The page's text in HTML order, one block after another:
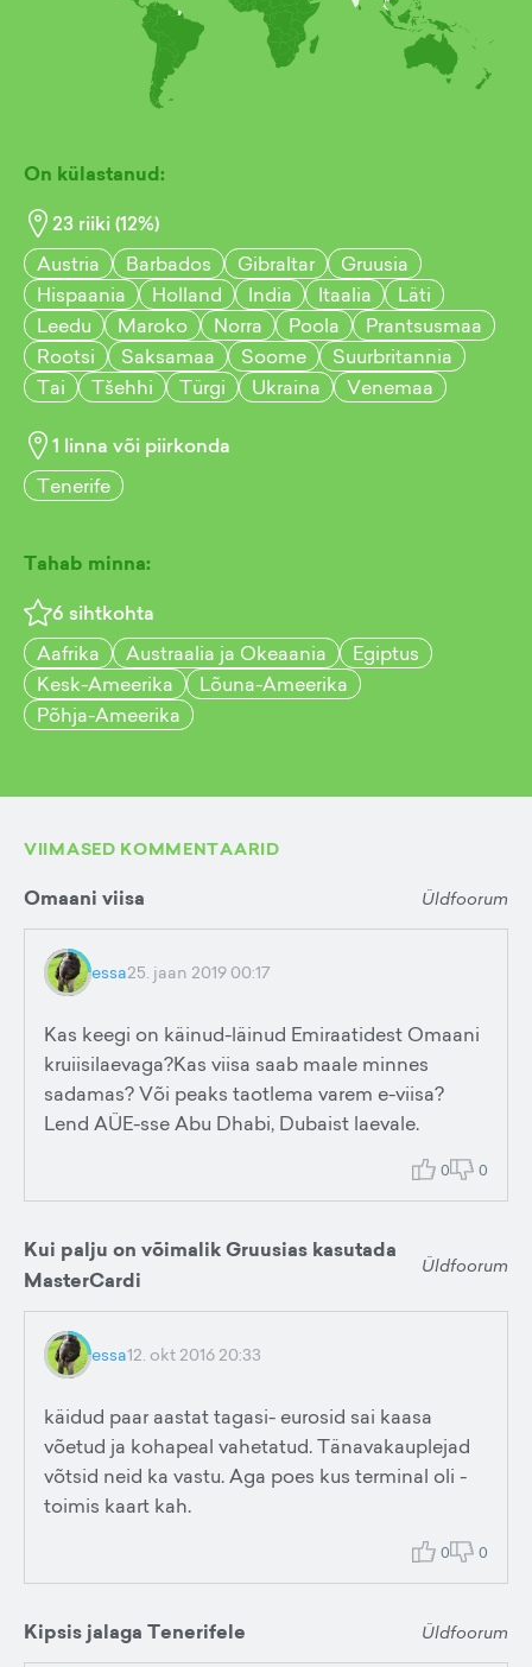
On külastanud:
23 riiki (12%)
Austria
Barbados Gibraltar
Gruusia
Hispaania
Holland India Itaalia
Läti
Leedu
Maroko Norra Poola
Prantsusmaa
Rootsi
Saksamaa Soome
Suurbritannia
Tai
Tšehhi Türgi Ukraina Venemaa
1 linna või piirkonda
Tenerife
Tahab minna:
6 sihtkohta
Aafrika
Austraalia ja Okeaania
Egiptus
Kesk-Ameerika
Lõuna-Ameerika
Põhja-Ameerika
VIIMASED KOMMENTAARID
Omaani viisa Üldfoorum
essa25. jaan 2019 00:17
Kas keegi on käinud-läinud Emiraatidest Omaani
kruiisilaevaga?Kas viisa saab maale minnes
sadamas? Või peaks taotlema varem e-viisa?
Lend AÜE-sse Abu Dhabi, Dubaist laevale.
0 0
Kui palju on võimalik Gruusias kasutada
MasterCardi
Üldfoorum
essa12. okt 2016 20:33
käidud paar aastat tagasi- eurosid sai kaasa
võetud ja kohapeal vahetatud. Tänavakauplejad
võtsid neid ka vastu. Aga poes kus terminal oli -
toimis kaart kah.
0 0
Kipsis jalaga Tenerifele Üldfoorum